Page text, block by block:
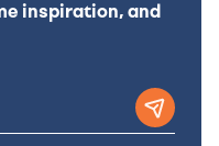
inspiration, and